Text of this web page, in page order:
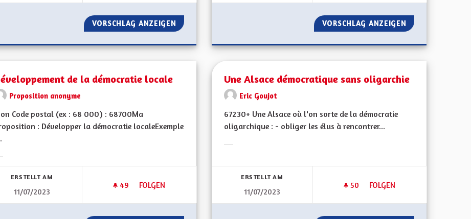
VORSCHLAG ANZEIGEN QUEL TYPE DE COLLECTIVITÉ TERRITORIALEVORSCHLAG ANZEIGEN SORTIE DU
de la démocratie locale
Proposition anonyme
Code postal (ex : 68 000) : 68700Ma
: Développer la démocratie localeExemple
ERSTELLT AM
11/07/2023
49 49 FOLLOWER
FOLGEN
DÉVELOPPEMENT DE LA DÉMOCRATIE LOCALE
Une Alsace démocratique sans oligarchie
Eric Goujot
67230+ Une Alsace où l'on sorte de la démocratie
oligarchique : - obliger les élus à rencontrer...
ERSTELLT AM
11/07/2023
50 50 FOLLOWER
FOLGEN
UNE ALSACE